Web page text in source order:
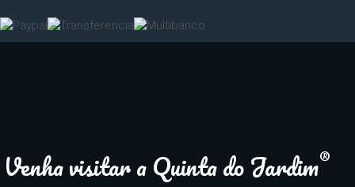
Venha visitar a Quinta do Jardim®